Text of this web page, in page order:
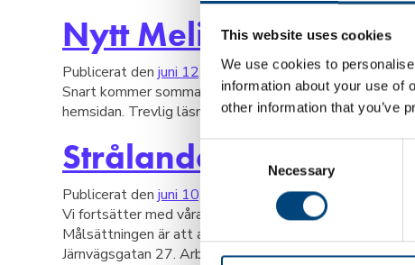
This website uses cookies
We use cookies to
information about your use of
other information that you’ve
Selection
Necessary
Nytt Melinblad ute nu!
Publicerat den juni 12, 2024 avmelin fastigheter
Snart kommer sommarens Melinblad att dyka upp i
hemsidan. Trevlig läsning!
Strålande belysning
Publicerat den juni 10, 2024
melin fastigheter
Vi fortsätter med våra projekt för att minska våra
Målsättningen är att alla fastigheter ska ha LED-
Järnvägsgatan 27. Arbetet med att minska